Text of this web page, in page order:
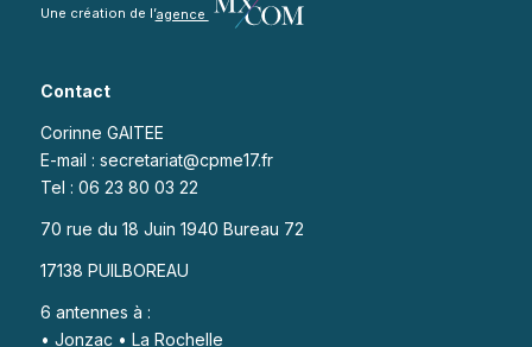
Une création de l’agence
Contact
Corinne GAITEE
E-mail : secretariat@cpme17.fr
Tel : 06 23 80 03 22
70 rue du 18 Juin 1940 Bureau 72
17138 PUILBOREAU
6 antennes à :
• Jonzac • La Rochelle